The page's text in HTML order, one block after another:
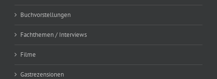
Buchvorstellungen
Fachthemen / Interviews
Filme
Gastrezensionen